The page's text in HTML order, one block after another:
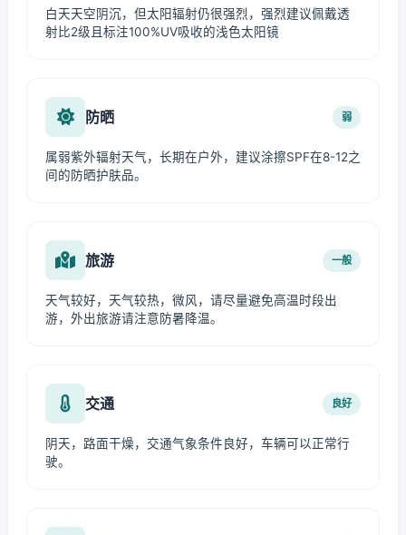
白天天空阴沉，但太阳辐射仍很强烈，强烈建议佩戴透
射比2级且标注100%UV吸收的浅色太阳镜
防晒 弱
属弱紫外辐射天气，长期在户外，建议涂擦SPF在8-12之
间的防晒护肤品。
旅游 一般
天气较好，天气较热，微风，请尽量避免高温时段出
游，外出旅游请注意防暑降温。
交通 良好
阴天，路面干燥，交通气象条件良好，车辆可以正常行
驶。